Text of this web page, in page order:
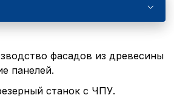
фасадов из древесины
панелей.
станок с ЧПУ.